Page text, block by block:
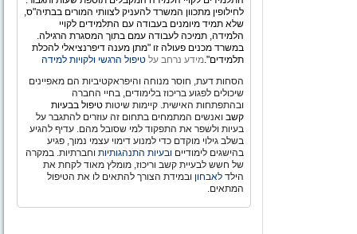
לחילופין מתכוון המשרד להעניק לצוותי המורים בבתיה"ס,
שלא תמיד מיומנים בעבודה עם התלמידים לקויי
הלמידה, תמיכה לעבודה עמם בתוך המסגרת הרגילה.
במשרד מכנים פעולה זו "מתן מענה דיפרנציאלי להכלת
תלמידים".מידע נרחב על טיפול הרגשי ולקויות למידה
הסחות דעת, חוסר מנוחה והיפראקטיביות הם מאפיינים
שיכולים לפגוע בריכוז בלימודים, בחיי החברה
ובהתפתחות האישית. קיימות שיטות טיפול בבעיות
קשב ואנשים המתמחים בתחום זה עוזרים להתגבר על
בעיות ולשפר את התפקוד למי שסובל מהם. עדיף להגיע
בשלב גילוי מוקדם כדי למנוע דימוי עצמי נמוך, פגיע
בהישגים לימודיים ובעיות התנהגותיות וחברתיות. במקרה
של חשש לבעיית קשב וריכוז, מומלץ מאוד לקחת את
הילד לאבחון ובמידת הצורך להתאים לו את הטיפול
המתאים.